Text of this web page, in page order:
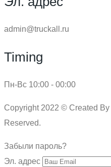
admin@truckall.ru
Timing
Пн-Вс 10:00 - 00:00
Copyright 2022 © Created By
Reserved.
Забыли пароль?
Эл. адрес